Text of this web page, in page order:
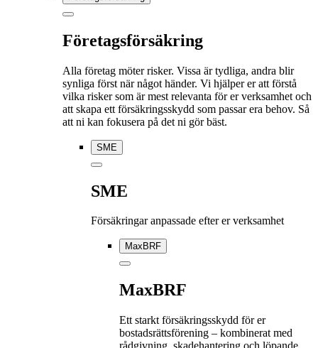
Företagsförsäkring
Alla företag möter risker. Vissa är tydliga, andra blir
synliga först när något händer. Vi hjälper er att förstå
vilka risker som är mest relevanta för er verksamhet och
att skapa ett försäkringsskydd som passar era behov. Så
att ni kan fokusera på det ni gör bäst.
SME
SME
Försäkringar anpassade efter er verksamhet
MaxBRF
MaxBRF
Ett starkt försäkringsskydd för er
bostadsrättsförening – kombinerat med